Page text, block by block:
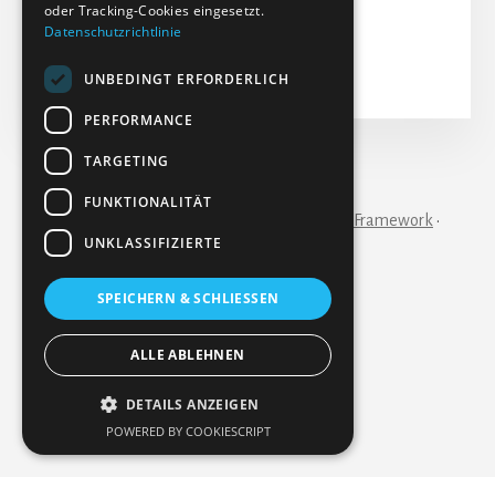
Treffer: 66
IMPRESSUM
Copyright © 2026 · Genesis Framework ·
WordPress
oder Tracking-Cookies eingesetzt.
Datenschutzrichtlinie
UNBEDINGT ERFORDERLICH
PERFORMANCE
TARGETING
FUNKTIONALITÄT
UNKLASSIFIZIERTE
SPEICHERN & SCHLIESSEN
ALLE ABLEHNEN
DETAILS ANZEIGEN
POWERED BY COOKIESCRIPT